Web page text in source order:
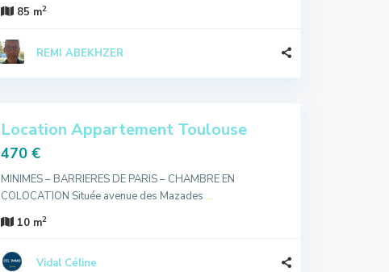
85 m2
REMI ABEKHZER
Location Appartement Toulouse
470 €
MINIMES – BARRIERES DE PARIS – CHAMBRE EN
COLOCATION Située avenue des Mazades ...
10 m2
Vidal Céline